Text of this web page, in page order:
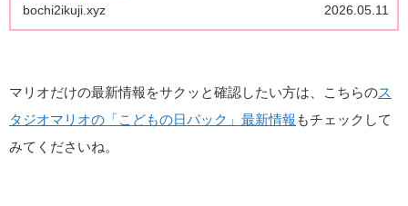
bochi2ikuji.xyz 2026.05.11
マリオだけの最新情報をサクッと確認したい方は、こちらのス
タジオマリオの「こどもの日パック」最新情報 もチェックして
みてくださいね。